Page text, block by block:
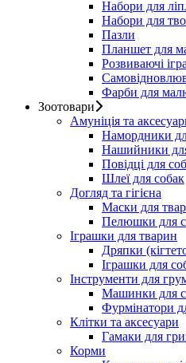
Набори для
Набори для
Пазли
Планшет для
Розвиваючі
Фарби для
Зоотовари
Амуніція та
Намордники
Нашийники
Повідці для
Шлеї для собак
Догляд та гігієна
Маски для
Пелюшки для
Іграшки для тварин
Дряпки
Іграшки для
Інструменти для
Машинки для
Фурмінатори
Клітки та аксесуари
Гамаки для
Корми